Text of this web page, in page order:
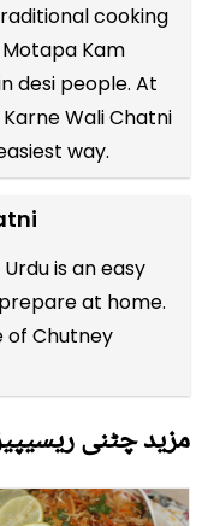
cooking
Motapa Kam
desi people. At
Wali Chatni
way.
is an easy
at home.
of Chutney
مزید چٹنی